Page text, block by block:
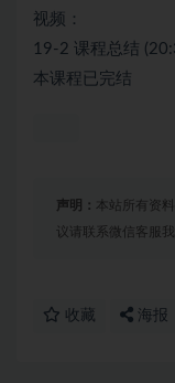
视频：
19-2 课程总结
本课程已完结
声明： 本站所有资
议请联系微信客服
收藏 海报